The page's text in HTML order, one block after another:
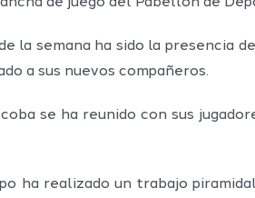
la semana ha sido la presencia
a sus nuevos compañeros.
se ha reunido con sus
ha realizado un trabajo